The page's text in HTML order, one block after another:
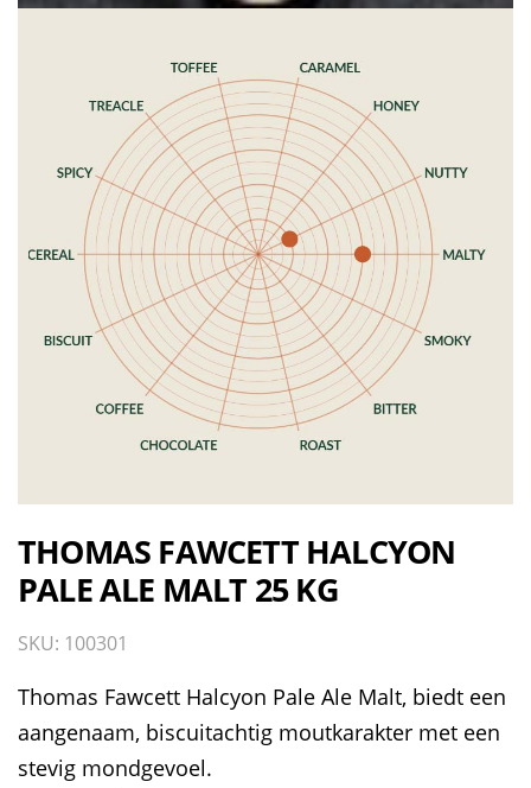
THOMAS FAWCETT HALCYON
PALE ALE MALT 25 KG
SKU: 100301
Thomas Fawcett Halcyon Pale Ale Malt, biedt een
aangenaam, biscuitachtig moutkarakter met een
stevig mondgevoel.